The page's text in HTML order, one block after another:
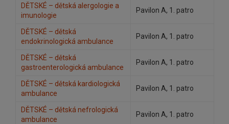
DĚTSKÉ – dětská alergologie a
imunologie
Pavilon A, 1. patro
DĚTSKÉ – dětská
endokrinologická ambulance
Pavilon A, 1. patro
DĚTSKÉ – dětská
gastroenterologická ambulance
Pavilon A, 1. patro
DĚTSKÉ – dětská kardiologická
ambulance
Pavilon A, 1. patro
DĚTSKÉ – dětská nefrologická
ambulance
Pavilon A, 1. patro